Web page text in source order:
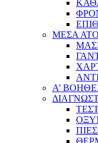
ΜΕΣΑ
Α’